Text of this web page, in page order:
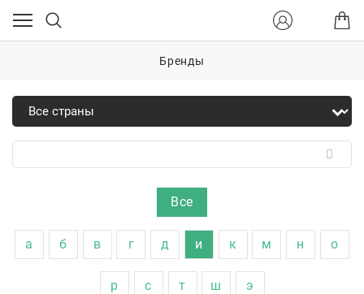
Бренды
Все
а б в г д и к м н о
р с т ш э